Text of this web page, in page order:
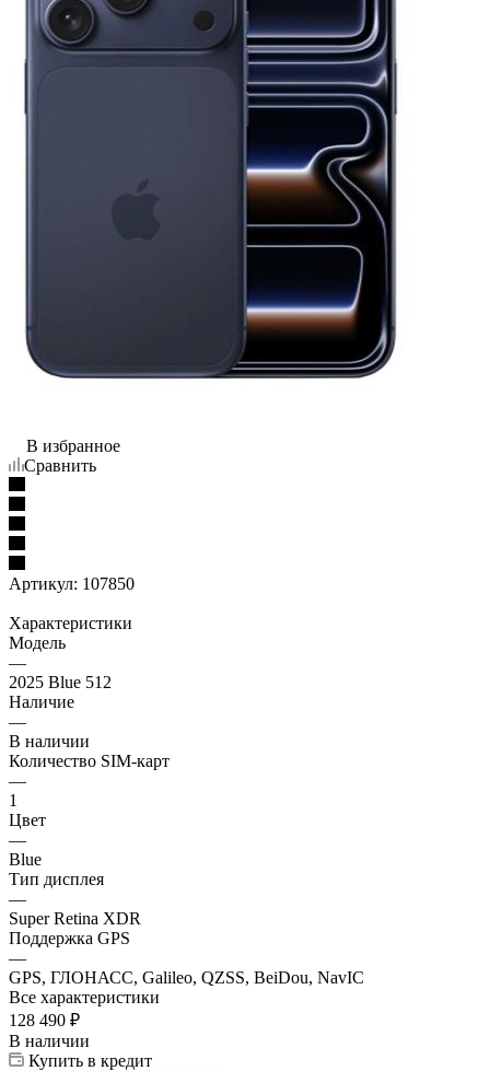
В избранное
Сравнить
Артикул: 107850
Характеристики
Модель
—
2025 Blue 512
Наличие
—
В наличии
Количество SIM-карт
—
1
Цвет
—
Blue
Тип дисплея
—
Super Retina XDR
Поддержка GPS
—
GPS, ГЛОНАСС, Galileo, QZSS, BeiDou, NavIC
Все характеристики
128 490 ₽
В наличии
Купить в кредит